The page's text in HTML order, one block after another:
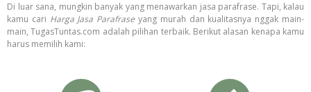
Di luar sana, mungkin banyak yang menawarkan jasa parafrase. Tapi, kalau
kamu cari Harga Jasa Parafrase yang murah dan kualitasnya nggak main-
main, TugasTuntas.com adalah pilihan terbaik. Berikut alasan kenapa kamu
harus memilih kami: